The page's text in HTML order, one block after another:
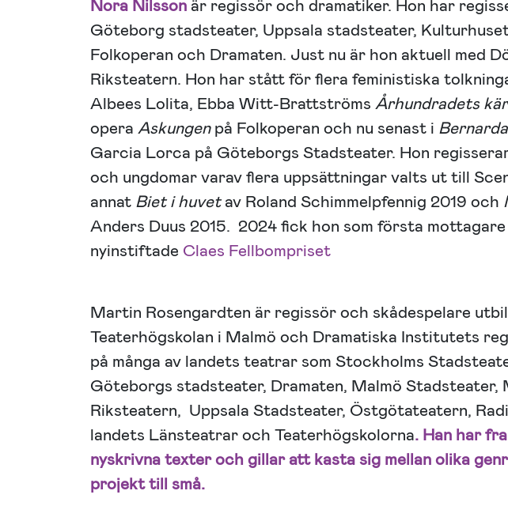
Nora Nilsson är regissör och dramatiker. Hon har
Göteborg stadsteater, Uppsala stadsteater,
Folkoperan och Dramaten. Just nu är hon aktuell med
Riksteatern. Hon har stått för flera feministiska
Albees Lolita, Ebba Witt-Brattströms Århundradets
opera Askungenpå Folkoperan och nu senast i
Garcia Lorca på Göteborgs Stadsteater. Hon
och ungdomar varav flera uppsättningar valts ut till
annat Biet i huvetav Roland Schimmelpfennig 2019 och
Anders Duus 2015. 2024 fick hon som första
nyinstiftade Claes Fellbompriset
Martin Rosengardten är regissör och skådespelare
Teaterhögskolan i Malmö och Dramatiska Institutets
på många av landets teatrar som Stockholms
Göteborgs stadsteater, Dramaten, Malmö Stadsteater,
Riksteatern, Uppsala Stadsteater, Östgötateatern,
landets Länsteatrar och Teaterhögskolorna. Han har
nyskrivna texter och gillar att kasta sig mellan olika
projekt till små.